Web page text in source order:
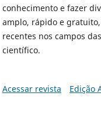
conhecimento e fazer
amplo, rápido e
recentes nos campos
científico.
Acessar revista Edição